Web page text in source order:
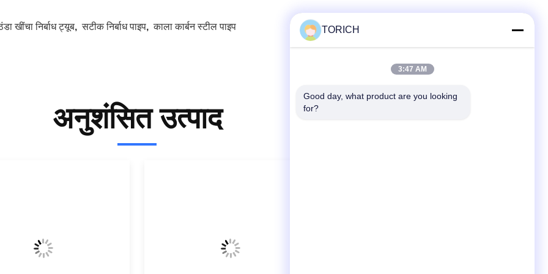
खींचा निर्बाध ट्यूब,सटीक निर्बाध पाइप,काला कार्बन स्टील पाइप
अनुशंसित उत्पाद
TORICH
3:47 AM
Good day, what product are you looking
for?